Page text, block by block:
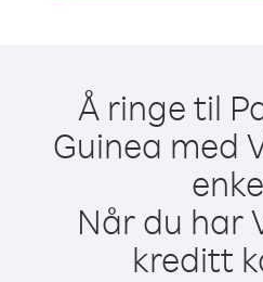
Å ringe til
Guinea med
Når du har
kreditt